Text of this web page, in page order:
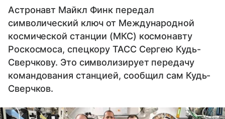
Астронавт Майкл Финк передал
символический ключ от Международной
космической станции (МКС) космонавту
Роскосмоса, спецкору ТАСС Сергею Кудь-
Сверчкову. Это символизирует передачу
командования станцией, сообщил сам Кудь-
Сверчков.